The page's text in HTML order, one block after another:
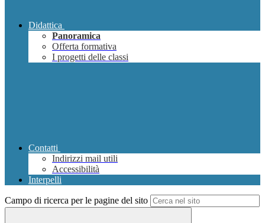
Didattica
Panoramica
Offerta formativa
I progetti delle classi
Contatti
Indirizzi mail utili
Accessibilità
Interpelli
Campo di ricerca per le pagine del sito